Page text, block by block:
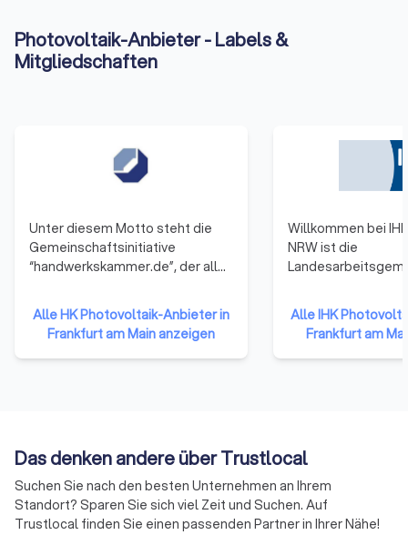
Photovoltaik-Anbieter - Labels &
Mitgliedschaften
Unter diesem Motto steht die
Gemeinschaftsinitiative
“handwerkskammer.de”, der alle
angehören. Sie repräsentieren
damit das gesamte Handwerk in
der Bundesrepublik Deutschland.
Die Mitglieder haben sich darauf
der Handwerkskammern
effizienter und effektiver
werden.
Alle HK Photovoltaik-Anbieter in
Frankfurt am Main anzeigen
Willkommen bei
NRW ist die
Handelskammern
Westfalen. Wir
gewerblichen
starke Stimme im
IHKs in NRW
die Unternehmen
bringen Lösungen
und wägen Einzel-
Alle IHK
Frankfurt am
Das denken andere über Trustlocal
Suchen Sie nach den besten Unternehmen an Ihrem
Standort? Sparen Sie sich viel Zeit und Suchen. Auf
Trustlocal finden Sie einen passenden Partner in Ihrer Nähe!